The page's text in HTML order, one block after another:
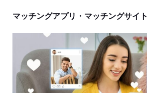
マッチングアプリ・マッチングサイト